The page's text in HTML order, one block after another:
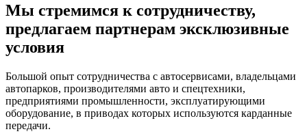
Мы стремимся к сотрудничеству,
предлагаем партнерам эксклюзивные
условия
Большой опыт сотрудничества с автосервисами, владельцами
автопарков, производителями авто и спецтехники,
предприятиями промышленности, эксплуатирующими
оборудование, в приводах которых используются карданные
передачи.